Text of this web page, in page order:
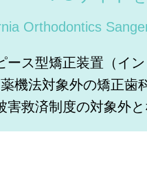
Orthodontics
ス型矯正装置（イ
機法対象外の矯正歯
害救済制度の対象外